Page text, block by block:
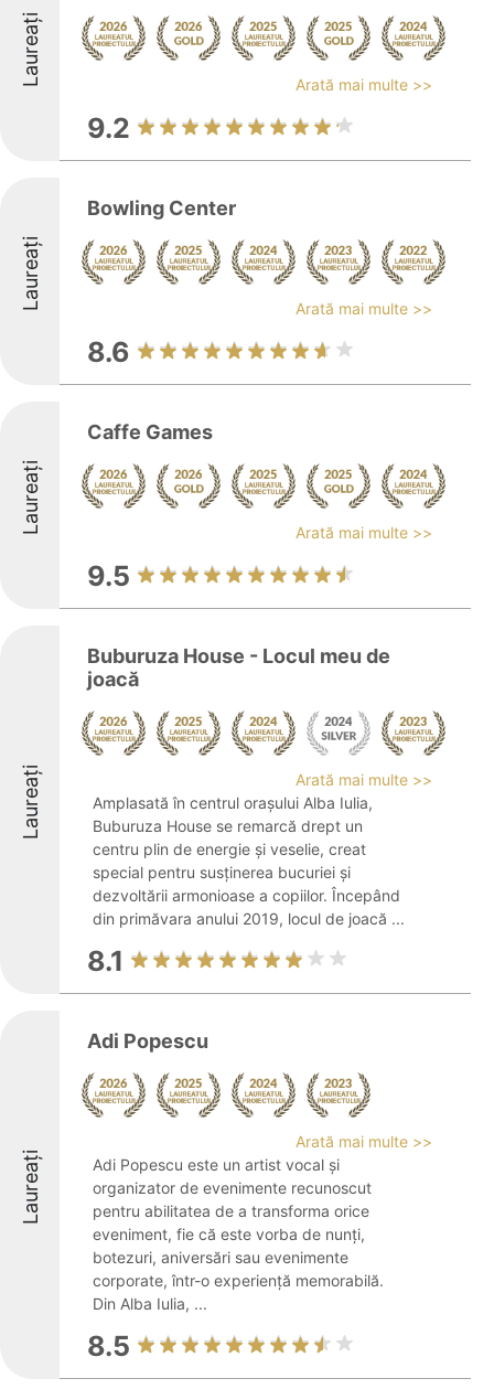
Laureați Arată mai multe >>
9.2
Laureați
Bowling Center
Arată mai multe >>
8.6
Laureați
Caffe Games
Arată mai multe >>
9.5
Laureați
Buburuza House - Locul meu de
joacă
Arată mai multe >>
Amplasată în centrul orașului Alba Iulia,
Buburuza House se remarcă drept un
centru plin de energie și veselie, creat
special pentru susținerea bucuriei și
dezvoltării armonioase a copiilor. Începând
din primăvara anului 2019, locul de joacă ...
8.1
Laureați
Adi Popescu
Arată mai multe >>
Adi Popescu este un artist vocal și
organizator de evenimente recunoscut
pentru abilitatea de a transforma orice
eveniment, fie că este vorba de nunți,
botezuri, aniversări sau evenimente
corporate, într-o experiență memorabilă.
Din Alba Iulia, ...
8.5